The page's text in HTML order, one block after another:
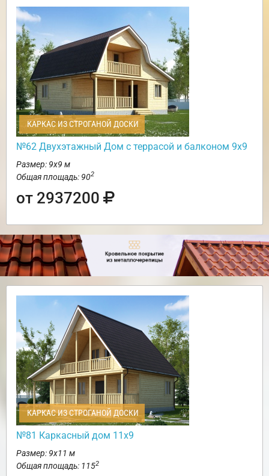
КАРКАС ИЗ СТРОГАНОЙ ДОСКИ
№62 Двухэтажный Дом с террасой и балконом 9х9
Размер: 9х9 м
Общая площадь: 902
от 2937200
КАРКАС ИЗ СТРОГАНОЙ ДОСКИ
№81 Каркасный дом 11х9
Размер: 9х11 м
Общая площадь: 1152